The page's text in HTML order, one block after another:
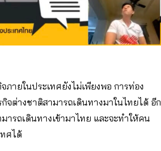
ภายในประเทศยังไม่เพียงพอ การท่อง
จต่างชาติสามารถเดินทางมาในไทยได้ อีก
ารถเดินทางเข้ามาไทย และจะทำให้คน
ศได้